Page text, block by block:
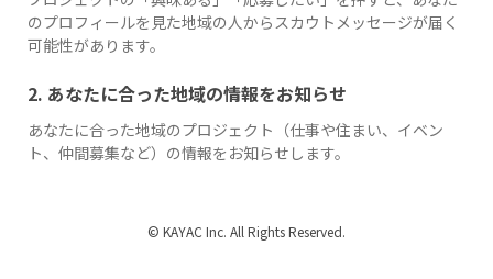
のプロフィールを見た地域の人からスカウトメッセージが届く
可能性があります。
2. あなたに合った地域の情報をお知らせ
あなたに合った地域のプロジェクト（仕事や住まい、イベン
ト、仲間募集など）の情報をお知らせします。
© KAYAC Inc. All Rights Reserved.